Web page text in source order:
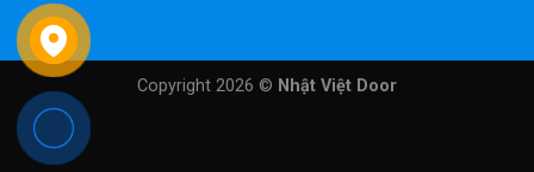
Copyright 2026 © Nhật Việt Door